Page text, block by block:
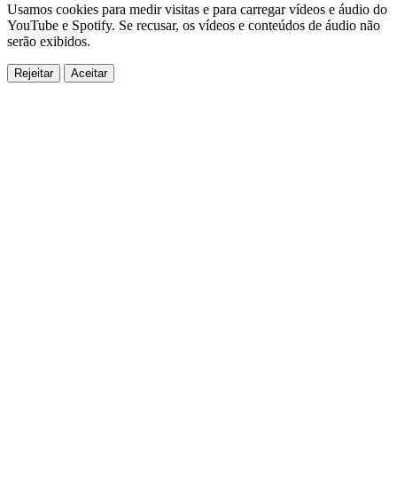
Usamos cookies para medir visitas e para carregar vídeos e áudio do
YouTube e Spotify. Se recusar, os vídeos e conteúdos de áudio não
serão exibidos.
Rejeitar Aceitar